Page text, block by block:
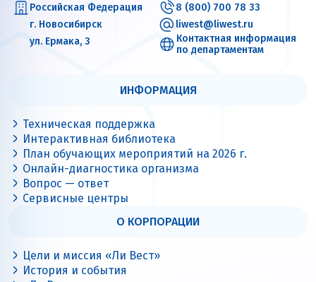
Российская Федерация
г. Новосибирск
ул. Ермака, 3
8 (800) 700 78 33
liwest@liwest.ru
Контактная информация
по департаментам
ИНФОРМАЦИЯ
Техническая поддержка
Интерактивная библиотека
План обучающих мероприятий на 2026 г.
Онлайн-диагностика организма
Вопрос — ответ
Сервисные центры
О КОРПОРАЦИИ
Цели и миссия «Ли Вест»
История и события